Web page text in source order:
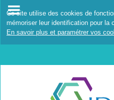
Ce site utilise des cookies de
mémoriser leur identification pour la
En savoir plus et paramétrer vos